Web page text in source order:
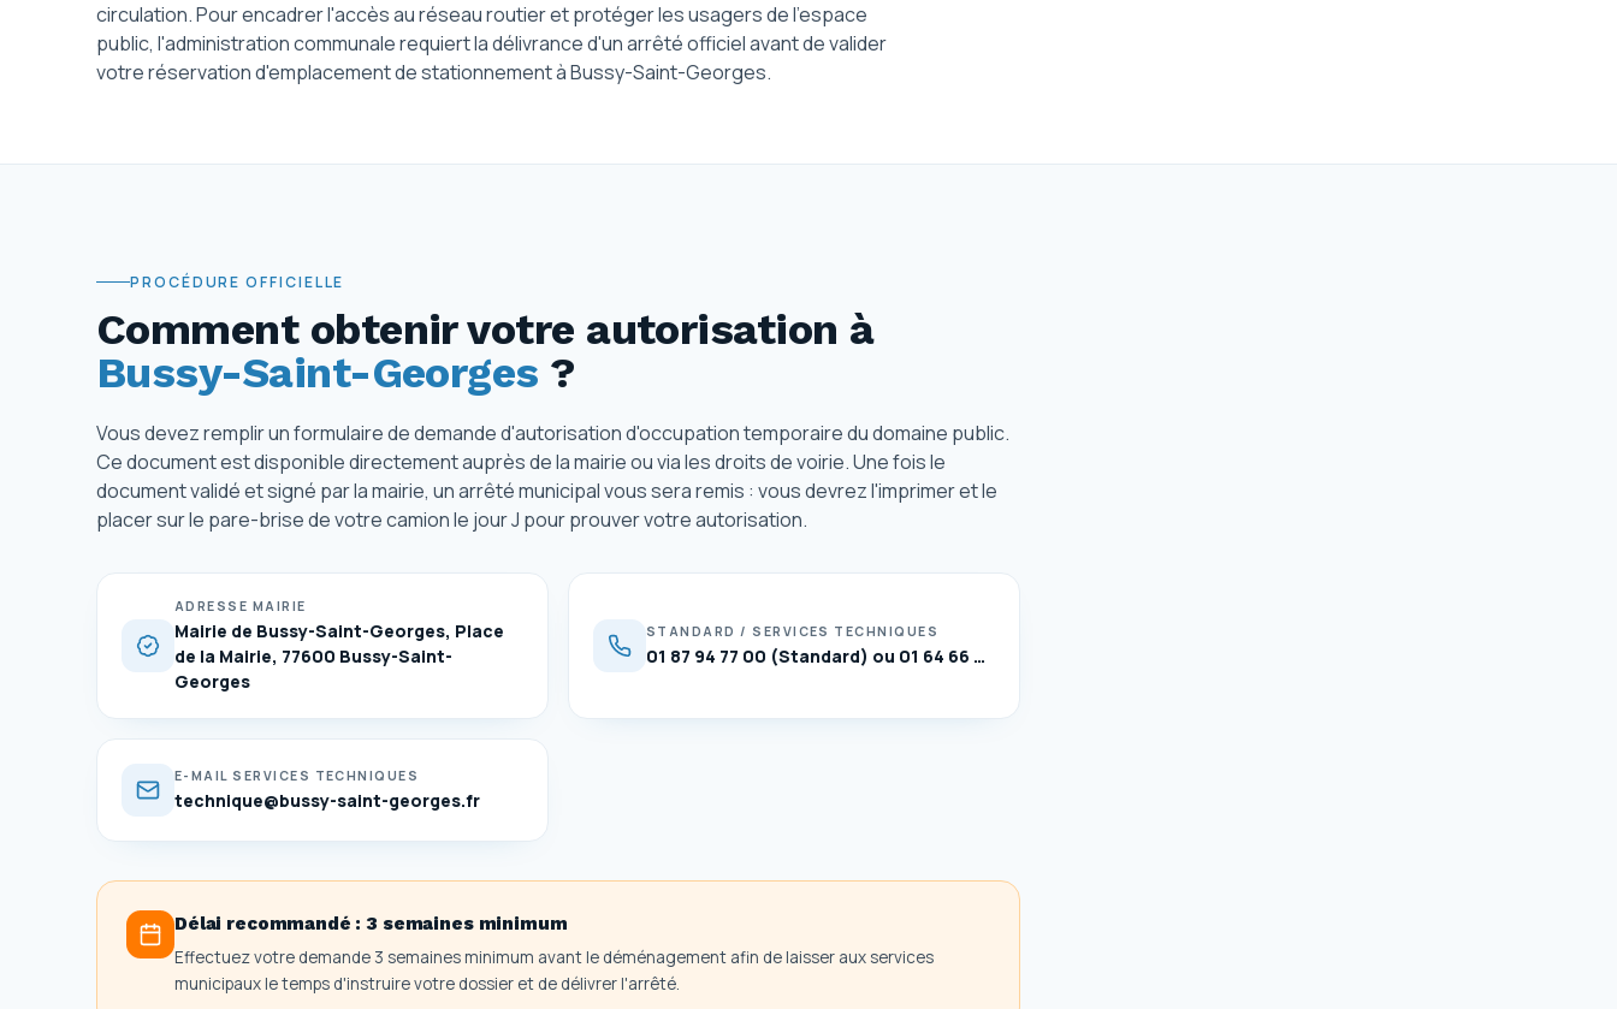
circulation. Pour encadrer l'accès au réseau routier et protéger les usagers de l'espace
public, l'administration communale requiert la délivrance d'un arrêté officiel avant de valider
votre réservation d'emplacement de stationnement à Bussy-Saint-Georges.
PROCÉDURE OFFICIELLE
Comment obtenir votre autorisation à
Bussy-Saint-Georges ?
Vous devez remplir un formulaire de demande d'autorisation d'occupation temporaire du domaine public.
Ce document est disponible directement auprès de la mairie ou via les droits de voirie. Une fois le
document validé et signé par la mairie, un arrêté municipal vous sera remis : vous devrez l'imprimer et le
placer sur le pare-brise de votre camion le jour J pour prouver votre autorisation.
ADRESSE MAIRIE
Mairie de Bussy-Saint-Georges, Place
de la Mairie, 77600 Bussy-Saint-
Georges
STANDARD / SERVICES TECHNIQUES
01 87 94 77 00 (Standard) ou 01 64 66 68 20 (Services Techniques)
E-MAIL SERVICES TECHNIQUES
technique@bussy-saint-georges.fr
Délai recommandé :3 semaines minimum
Effectuez votre demande 3 semaines minimum avant le déménagement afin de laisser aux services
municipaux le temps d'instruire votre dossier et de délivrer l'arrêté.